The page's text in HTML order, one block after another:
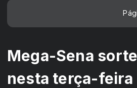
Mega-Sena
nesta terça-feira